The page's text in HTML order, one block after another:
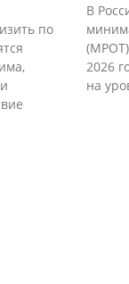
по
В
(МРОТ)
2026
на